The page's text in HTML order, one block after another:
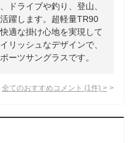
ドライブや釣り、登山、
躍します。超軽量TR90
適な掛け心地を実現して
リッシュなデザインで、
ーツサングラスです。
全てのおすすめコメント (1 件) >